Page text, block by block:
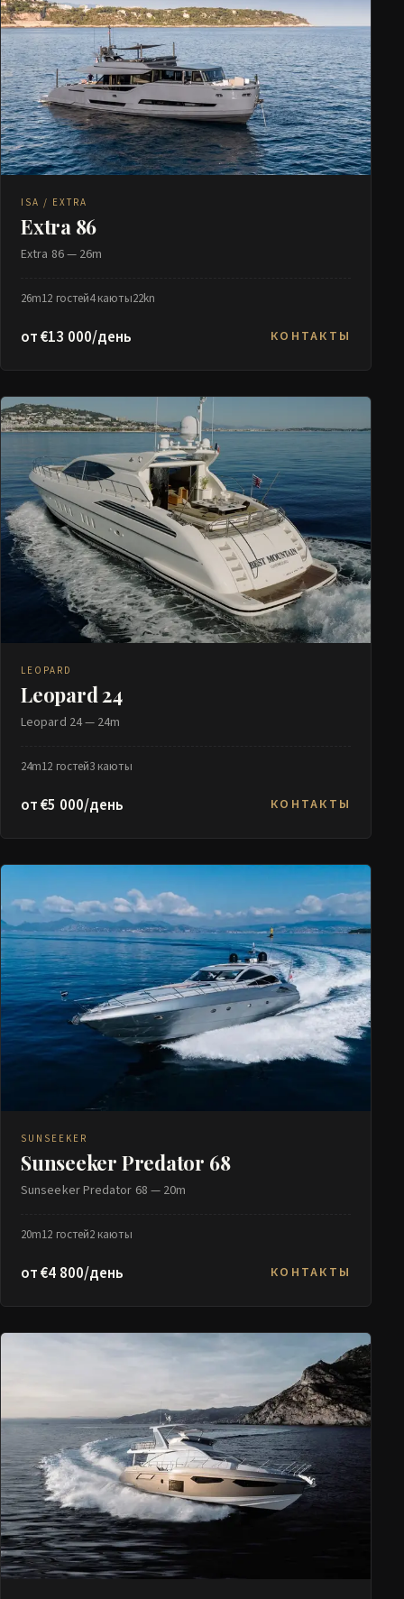
ISA / EXTRA
Extra 86
Extra 86 — 26m
26m12 гостей4 каюты22kn
от €13 000/день КОНТАКТЫ
LEOPARD
Leopard 24
Leopard 24 — 24m
24m12 гостей3 каюты
от €5 000/день КОНТАКТЫ
SUNSEEKER
Sunseeker Predator 68
Sunseeker Predator 68 — 20m
20m12 гостей2 каюты
от €4 800/день КОНТАКТЫ